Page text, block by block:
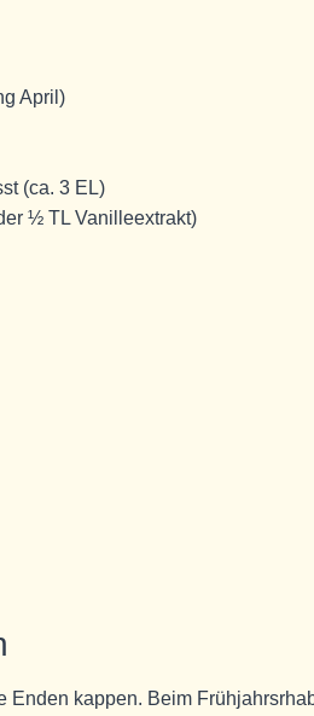
April)
(ca. 3 EL)
½ TL Vanilleextrakt)
Enden kappen. Beim